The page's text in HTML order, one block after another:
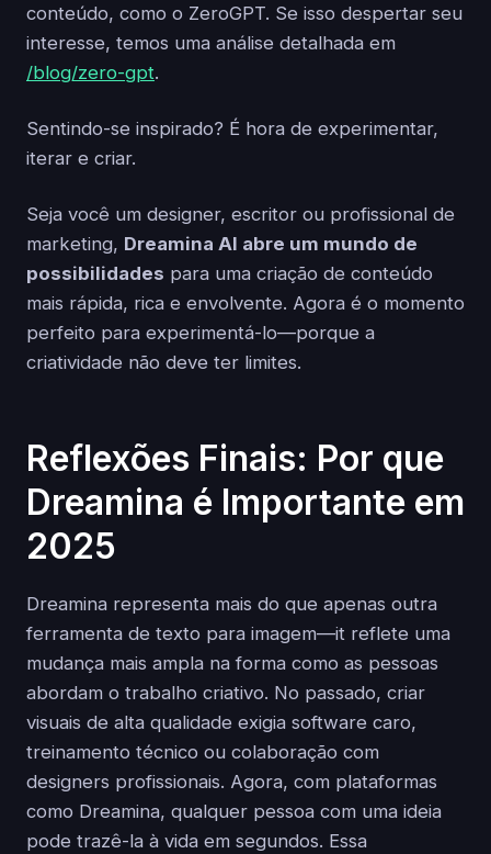
conteúdo, como o ZeroGPT. Se isso despertar seu
interesse, temos uma análise detalhada em
/blog/zero-gpt.
Sentindo-se inspirado? É hora de experimentar,
iterar e criar.
Seja você um designer, escritor ou profissional de
marketing, Dreamina AI abre um mundo de
possibilidades para uma criação de conteúdo
mais rápida, rica e envolvente. Agora é o momento
perfeito para experimentá-lo—porque a
criatividade não deve ter limites.
Reflexões Finais: Por que
Dreamina é Importante em
2025
Dreamina representa mais do que apenas outra
ferramenta de texto para imagem—it reflete uma
mudança mais ampla na forma como as pessoas
abordam o trabalho criativo. No passado, criar
visuais de alta qualidade exigia software caro,
treinamento técnico ou colaboração com
designers profissionais. Agora, com plataformas
como Dreamina, qualquer pessoa com uma ideia
pode trazê-la à vida em segundos. Essa